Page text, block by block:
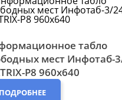
табло
мест Инфотаб-
P8 960x640
ПОДРОБНЕЕ